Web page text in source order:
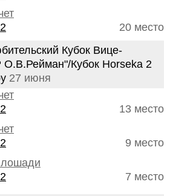
20 место
Кубок Вице-
Кубок Horseka 2
27 июня
13 место
9 место
7 место